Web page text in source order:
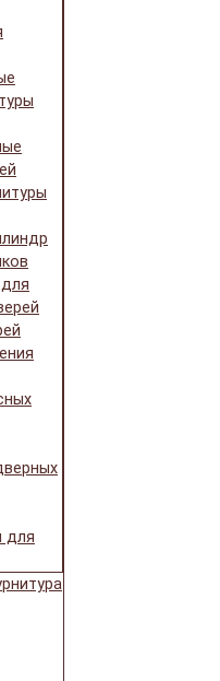
для